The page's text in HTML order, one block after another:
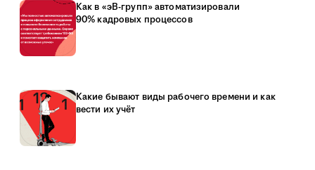
Как в «эВ-групп» автоматизировали
90% кадровых процессов
Какие бывают виды рабочего времени и как
вести их учёт